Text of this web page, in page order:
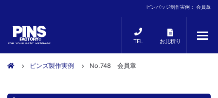
ピンバッジ制作実例： 会員章
TEL お見積り
ピンズ製作実例 No.748 会員章